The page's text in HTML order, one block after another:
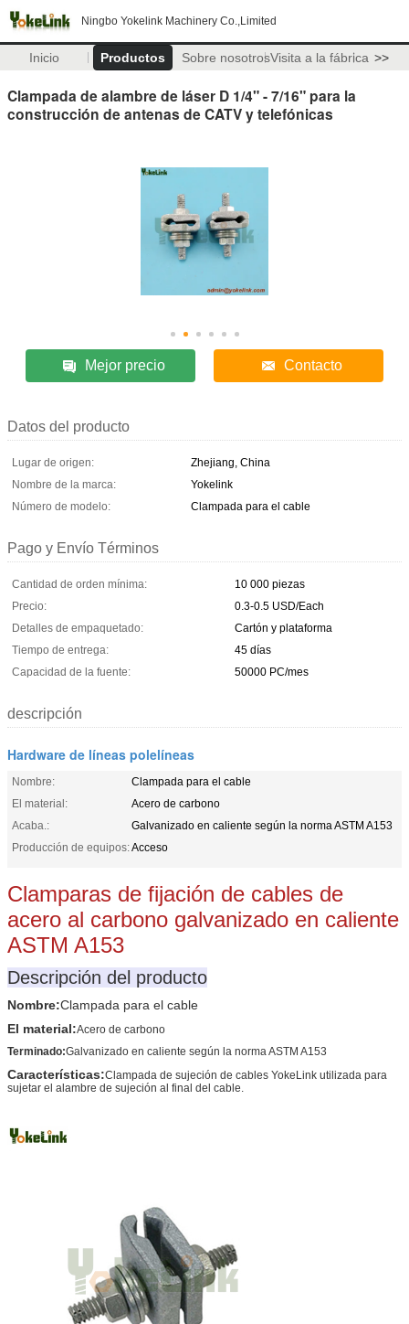
Ningbo Yokelink Machinery Co.,Limited
Inicio Productos Sobre nosotrosVisita a la fábrica >>
Clampada de alambre de láser D 1/4" - 7/16" para la
construcción de antenas de CATV y telefónicas
Mejor precio Contacto
Datos del producto
Lugar de origen:
Zhejiang, China
Nombre de la marca:
Yokelink
Número de modelo:
Clampada para el cable
Pago y Envío Términos
Cantidad de orden mínima:
10 000 piezas
Precio:
0.3-0.5 USD/Each
Detalles de empaquetado:
Cartón y plataforma
Tiempo de entrega:
45 días
Capacidad de la fuente:
50000 PC/mes
descripción
Hardware de líneas polelíneas
Nombre:
Clampada para el cable
El material:
Acero de carbono
Acaba.:
Galvanizado en caliente según la norma ASTM A153
Producción de equipos:Acceso
Clamparas de fijación de cables de
acero al carbono galvanizado en caliente
ASTM A153
Descripción del producto
Nombre:Clampada para el cable
El material:Acero de carbono
Terminado:Galvanizado en caliente según la norma ASTM A153
Características:Clampada de sujeción de cables YokeLink utilizada para
sujetar el alambre de sujeción al final del cable.